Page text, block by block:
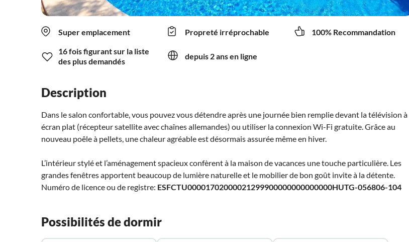
Super emplacement Propreté irréprochable
100% Recommandation
16 fois figurant sur la liste
des plus demandés
depuis 2 ans en ligne
Description
Dans le salon confortable, vous pouvez vous détendre après une journée bien remplie devant la télévision à
écran plat (récepteur satellite avec chaînes allemandes) ou utiliser la connexion Wi-Fi gratuite. Grâce au
nouveau poêle à pellets, une chaleur agréable est désormais assurée même en hiver.
L’intérieur stylé et l’aménagement spacieux confèrent à la maison de vacances une touche particulière. Les
grandes fenêtres apportent beaucoup de lumière naturelle et le mobilier de bon goût invite à la détente.
Numéro de licence ou de registre: ESFCTU00001702000021299900000000000000HUTG-056806-104
Possibilités de dormir